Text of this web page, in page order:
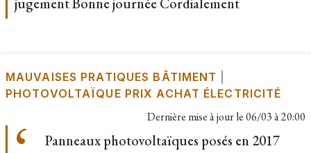
MAUVAISES PRATIQUES BÂTIMENT
PHOTOVOLTAÏQUE PRIX ACHAT ÉLECTRICITÉ
Dernière mise à jour le06/03 à 20:00
Panneaux photovoltaïques posés en 2017